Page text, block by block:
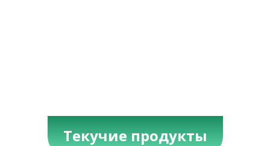
Текучие продукты